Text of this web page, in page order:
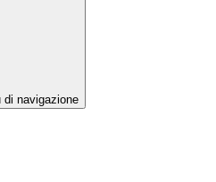
di navigazione